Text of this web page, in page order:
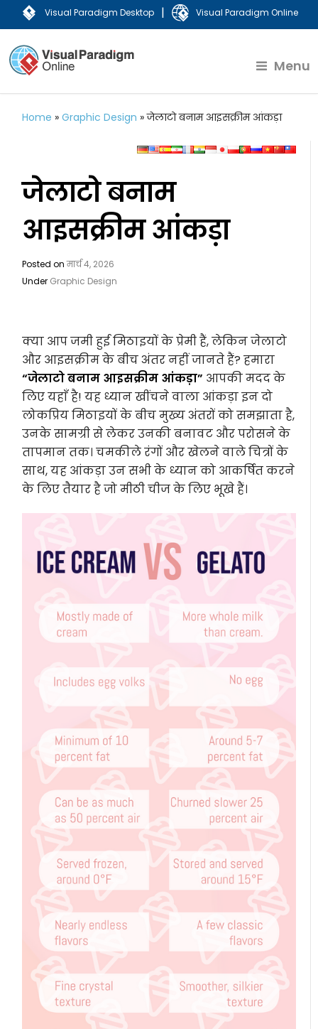
Visual Paradigm Desktop | Visual Paradigm Online
Menu
Home »Graphic Design »जेलाटो बनाम आइसक्रीम आंकड़ा
जेलाटो बनाम
आइसक्रीम आंकड़ा
Posted onमार्च 4, 2026
Under Graphic Design
क्या आप जमी हुई मिठाइयों के प्रेमी हैं, लेकिन जेलाटो
और आइसक्रीम के बीच अंतर नहीं जानते हैं? हमारा
“जेलाटो बनाम आइसक्रीम आंकड़ा” आपकी मदद के
लिए यहाँ है! यह ध्यान खींचने वाला आंकड़ा इन दो
लोकप्रिय मिठाइयों के बीच मुख्य अंतरों को समझाता है,
उनके सामग्री से लेकर उनकी बनावट और परोसने के
तापमान तक। चमकीले रंगों और खेलने वाले चित्रों के
साथ, यह आंकड़ा उन सभी के ध्यान को आकर्षित करने
के लिए तैयार है जो मीठी चीज के लिए भूखे हैं।